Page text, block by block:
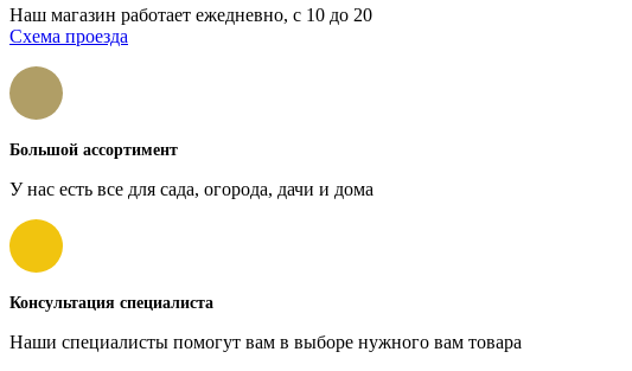
Наш магазин работает ежедневно, с 10 до 20
Схема проезда
Большой ассортимент
У нас есть все для сада, огорода, дачи и дома
Консультация специалиста
Наши специалисты помогут вам в выборе нужного вам товара